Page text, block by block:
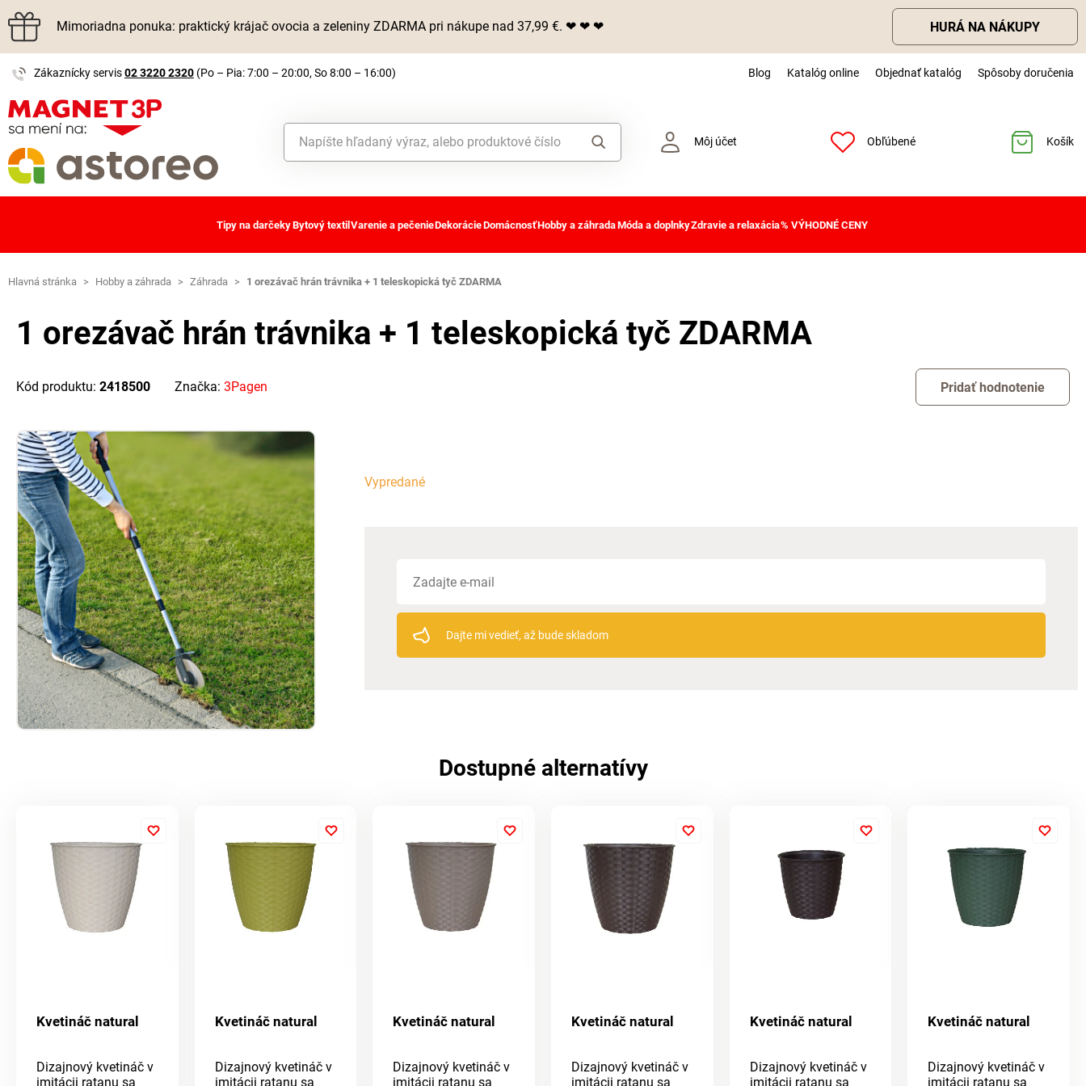
Mimoriadna ponuka: praktický krájač ovocia a zeleniny ZDARMA pri nákupe nad 37,99 €. ❤ ❤ ❤ HURÁ NA NÁKUPY
Zákaznícky servis02 3220 2320 (Po – Pia: 7:00 – 20:00, So 8:00 – 16:00) Blog Katalóg online Objednať katalóg Spôsoby doručenia
Môj účet Obľúbené Košík
Tipy na darčekyBytový textil Varenie a pečenieDekorácieDomácnosťHobby a záhradaMóda a doplnkyZdravie a relaxácia% VÝHODNÉ CENY
Hlavná stránka > Hobby a záhrada > Záhrada > 1 orezávač hrán trávnika + 1 teleskopická tyč ZDARMA
1 orezávač hrán trávnika + 1 teleskopická tyč ZDARMA
Kód produktu: 2418500 Značka: 3Pagen Pridať hodnotenie
Vypredané
Dajte mi vedieť, až bude skladom
Dostupné alternatívy
Kvetináč natural
Dizajnový kvetináč v
imitácii ratanu sa
Kvetináč natural
Dizajnový kvetináč v
imitácii ratanu sa
Kvetináč natural
Dizajnový kvetináč v
imitácii ratanu sa
Kvetináč natural
Dizajnový kvetináč v
imitácii ratanu sa
Kvetináč natural
Dizajnový kvetináč v
imitácii ratanu sa
Kvetináč natural
Dizajnový kvetináč v
imitácii ratanu sa